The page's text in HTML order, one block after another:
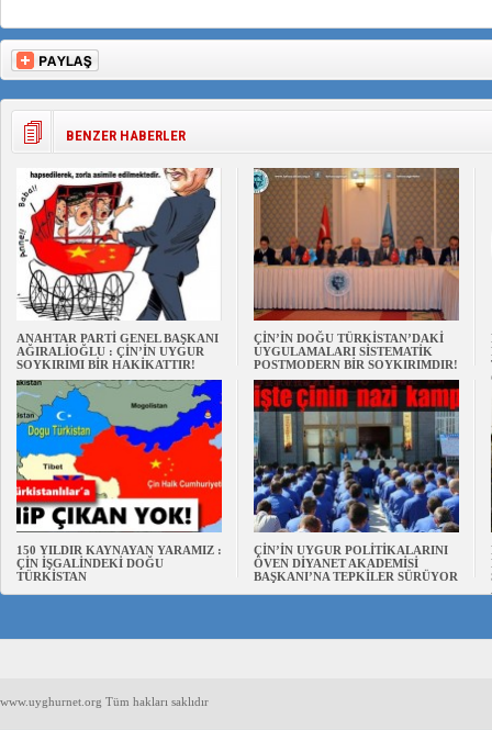
BENZER HABERLER
ANAHTAR PARTİ GENEL BAŞKANI
AĞIRALİOĞLU : ÇİN’İN UYGUR
SOYKIRIMI BİR HAKİKATTIR!
ÇİN’İN DOĞU TÜRKİSTAN’DAKİ
UYGULAMALARI SİSTEMATİK
POSTMODERN BİR SOYKIRIMDIR!
150 YILDIR KAYNAYAN YARAMIZ :
ÇİN İŞGALİNDEKİ DOĞU
TÜRKİSTAN
ÇİN’İN UYGUR POLİTİKALARINI
ÖVEN DİYANET AKADEMİSİ
BAŞKANI’NA TEPKİLER SÜRÜYOR
www.uyghurnet.org Tüm hakları saklıdır